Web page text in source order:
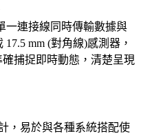
一連接線同時傳輸數據與
mm (對角線)感測器，
捕捉即時動態，清楚呈現
，易於與各種系統搭配使